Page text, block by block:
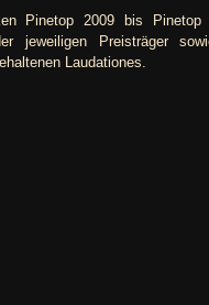
Pinetop 2009 bis
jeweiligen Preisträger
Laudationes.